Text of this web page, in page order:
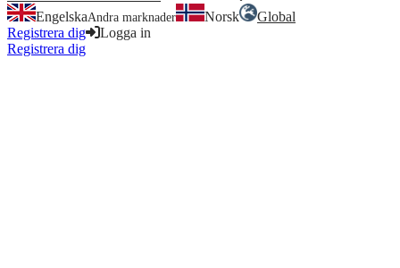
EngelskaAndra marknader Norsk
Global
Registrera dig
Logga in
Registrera dig